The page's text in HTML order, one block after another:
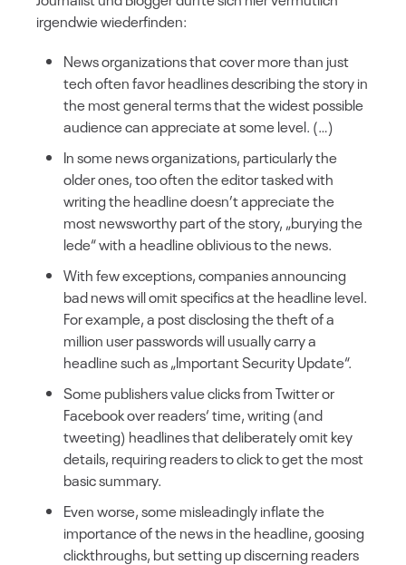
irgendwie wiederfinden:
News organizations that cover more than just
tech often favor headlines describing the story in
the most general terms that the widest possible
audience can appreciate at some level. (…)
In some news organizations, particularly the
older ones, too often the editor tasked with
writing the headline doesn’t appreciate the
most newsworthy part of the story, „burying the
lede“ with a headline oblivious to the news.
With few exceptions, companies announcing
bad news will omit specifics at the headline level.
For example, a post disclosing the theft of a
million user passwords will usually carry a
headline such as „Important Security Update“.
Some publishers value clicks from Twitter or
Facebook over readers‘ time, writing (and
tweeting) headlines that deliberately omit key
details, requiring readers to click to get the most
basic summary.
Even worse, some misleadingly inflate the
importance of the news in the headline, goosing
clickthroughs, but setting up discerning readers